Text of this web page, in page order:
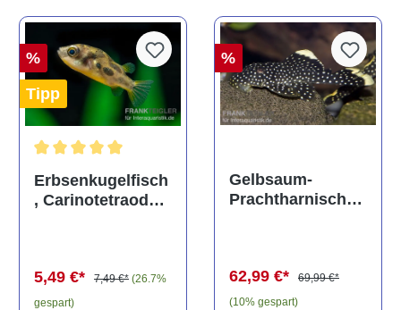
%
Tipp
Durchschnittliche Bewertung von 5 von 5 Sternen
Erbsenkugelfisch
, Carinotetraodon
5,49 €* 7,49 €* (26.7%
gespart)
%
Gelbsaum-
Prachtharnischw
62,99 €*
69,99 €*
(10% gespart)